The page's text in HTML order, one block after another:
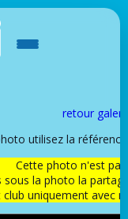
retour
utilisez la
Cette photo n'est
la photo la
club uniquement avec